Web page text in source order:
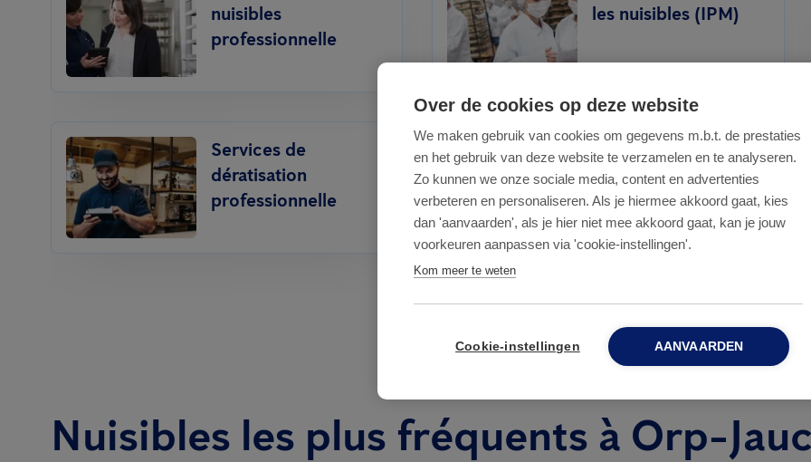
nuisibles
professionnelle
les nuisibles (IPM)
Services de
dératisation
professionnelle
Traitement contre les
punaises de lit
Nuisibles les plus fréquents à Orp-
Over de cookies op deze website
We maken gebruik van cookies om gegevens m.b.t. de prestaties
en het gebruik van deze website te verzamelen en te analyseren.
Zo kunnen we onze sociale media, content en advertenties
verbeteren en personaliseren. Als je hiermee akkoord gaat, kies
dan 'aanvaarden', als je hier niet mee akkoord gaat, kan je jouw
voorkeuren aanpassen via 'cookie-instellingen'.
Kom meer te weten
Cookie-instellingen AANVAARDEN